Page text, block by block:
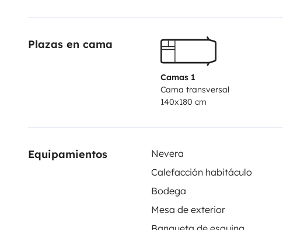
Plazas en cama
Camas 1
Cama transversal
140x180 cm
Equipamientos Nevera
Calefacción habitáculo
Bodega
Mesa de exterior